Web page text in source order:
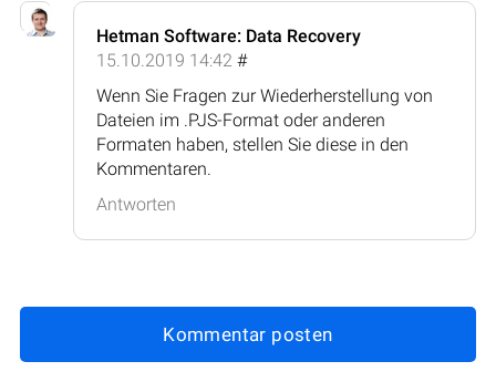
Hetman Software: Data Recovery
15.10.2019 14:42 #
Wenn Sie Fragen zur Wiederherstellung von
Dateien im .PJS-Format oder anderen
Formaten haben, stellen Sie diese in den
Kommentaren.
Antworten
Kommentar posten